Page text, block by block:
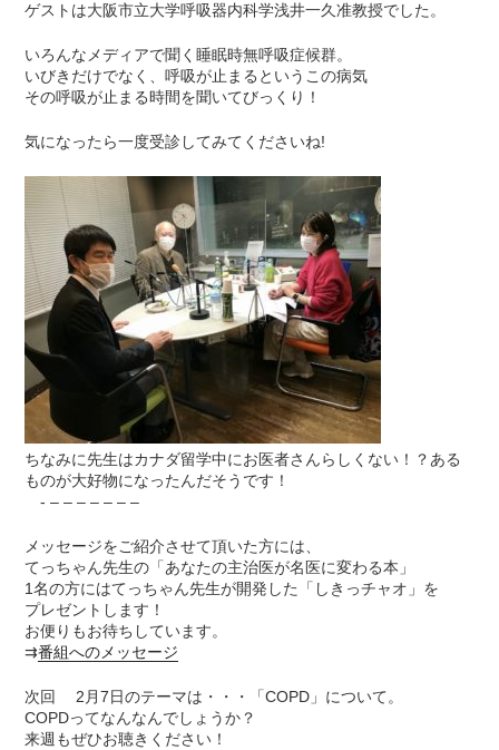
ゲストは大阪市立大学呼吸器内科学浅井一久准教授でした。
いろんなメディアで聞く睡眠時無呼吸症候群。
いびきだけでなく、呼吸が止まるというこの病気
その呼吸が止まる時間を聞いてびっくり！
気になったら一度受診してみてくださいね!
ちなみに先生はカナダ留学中にお医者さんらしくない！？ある
ものが大好物になったんだそうです！
- – – – – – – –
メッセージをご紹介させて頂いた方には、
てっちゃん先生の「あなたの主治医が名医に変わる本」
1名の方にはてっちゃん先生が開発した「しきっチャオ」を
プレゼントします！
お便りもお待ちしています。
⇉番組へのメッセージ
次回 2月7日のテーマは・・・「COPD」について。
COPDってなんなんでしょうか？
来週もぜひお聴きください！